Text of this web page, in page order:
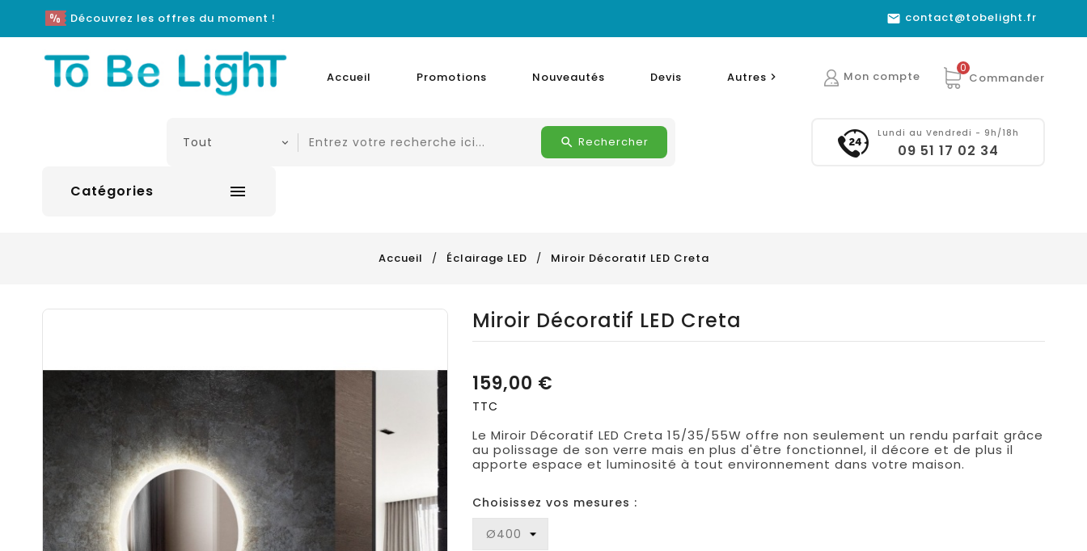
Découvrez les offres du moment !  contact@tobelight.fr
Accueil Promotions Nouveautés Devis Autres  Commander
0
Mon compte
Lundi au Vendredi - 9h/18h
09 51 17 02 34
Rechercher
Catégories 
Accueil Éclairage LED Miroir Décoratif LED Creta
Miroir Décoratif LED Creta
159,00 €
TTC
Le Miroir Décoratif LED Creta 15/35/55W offre non seulement un rendu parfait grâce
au polissage de son verre mais en plus d'être fonctionnel, il décore et de plus il
apporte espace et luminosité à tout environnement dans votre maison.
Choisissez vos mesures :